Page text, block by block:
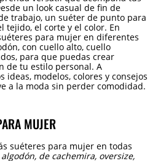
un look casual de fin de
trabajo, un suéter de punto para
tejido, el corte y el color. En
para mujer en diferentes
con cuello alto, cuello
para que puedas crear
de tu estilo personal. A
ideas, modelos, colores y consejos
a la moda sin perder comodidad.
MUJER
suéteres para mujer en todas
de cachemira, oversize,